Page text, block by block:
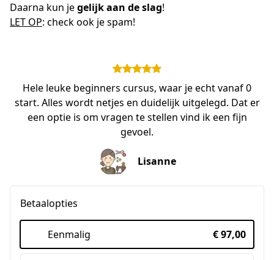
Daarna kun je gelijk aan de slag!
LET OP: check ook je spam!
Hele leuke beginners cursus, waar je echt vanaf 0
start. Alles wordt netjes en duidelijk uitgelegd. Dat er
een optie is om vragen te stellen vind ik een fijn
gevoel.
Lisanne
Betaalopties
Eenmalig € 97,00